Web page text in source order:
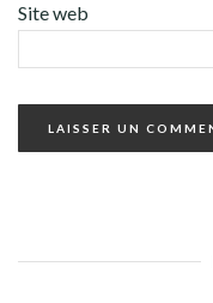
Site web